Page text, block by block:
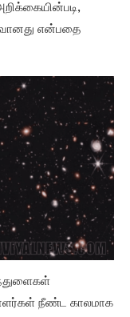
என்பதை
நீண்ட காலமாக